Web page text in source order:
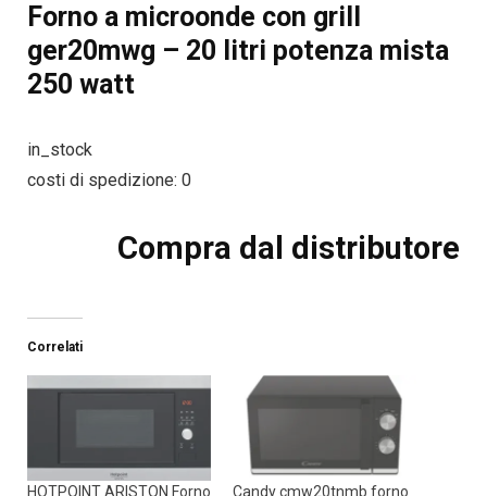
Forno a microonde con grill
ger20mwg – 20 litri potenza mista
250 watt
in_stock
costi di spedizione: 0
Compra dal distributore
Correlati
HOTPOINT ARISTON Forno Candy cmw20tnmb forno